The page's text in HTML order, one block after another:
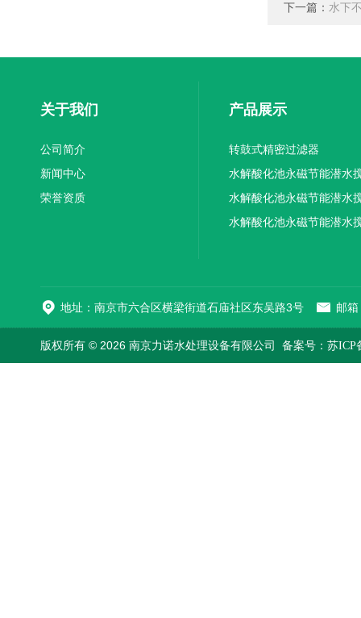
下一篇： 水下
关于我们
公司简介
新闻中心
荣誉资质
产品展示
转鼓式精密过滤器
水解酸化池永磁节能潜水
机厂家供应
水解酸化池永磁节能潜水
机厂家直销
水解酸化池永磁节能潜水
地址：南京市六合区横梁街道石庙社区东吴路3号 邮
版权所有 © 2026 南京力诺水处理设备有限公司 备案号：苏ICP